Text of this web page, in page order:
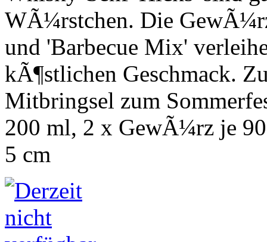
WÃ¼rstchen. Die
und 'Barbecue Mix'
kÃ¶stlichen Geschmack.
Mitbringsel zum
200 ml, 2 x GewÃ¼rz je
5 cm